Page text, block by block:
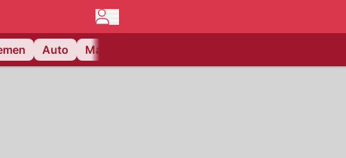
Auto Matchcenter